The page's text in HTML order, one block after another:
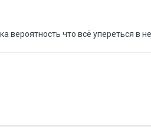
вероятность что всё упереться в